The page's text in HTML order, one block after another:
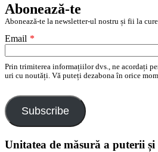
Abonează-te
Abonează-te la newsletter-ul nostru și fii la
Email *
Prin trimiterea informațiilor dvs., ne acordați
uri cu noutăți. Vă puteți dezabona în orice
Subscribe
Unitatea de măsură a puterii și